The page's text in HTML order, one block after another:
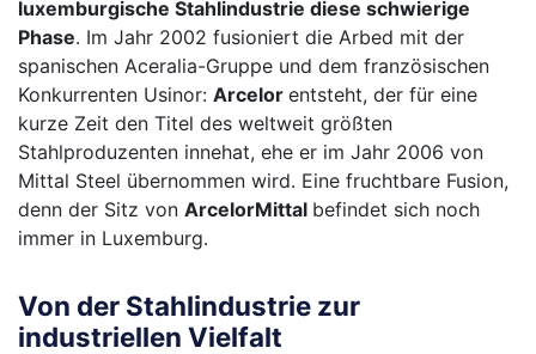
luxemburgische Stahlindustrie diese schwierige
Phase. Im Jahr 2002 fusioniert die Arbed mit der
spanischen Aceralia-Gruppe und dem französischen
Konkurrenten Usinor: Arcelor entsteht, der für eine
kurze Zeit den Titel des weltweit größten
Stahlproduzenten innehat, ehe er im Jahr 2006 von
Mittal Steel übernommen wird. Eine fruchtbare Fusion,
denn der Sitz von ArcelorMittal befindet sich noch
immer in Luxemburg.
Von der Stahlindustrie zur
industriellen Vielfalt